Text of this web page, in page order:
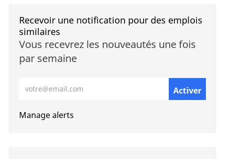
Recevoir une notification pour des emplois
similaires
Vous recevrez les nouveautés une fois
par semaine
Activer
Manage alerts